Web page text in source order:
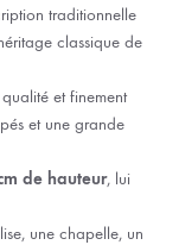
traditionnelle
classique de
et finement
et une grande
de hauteur, lui
une chapelle, un